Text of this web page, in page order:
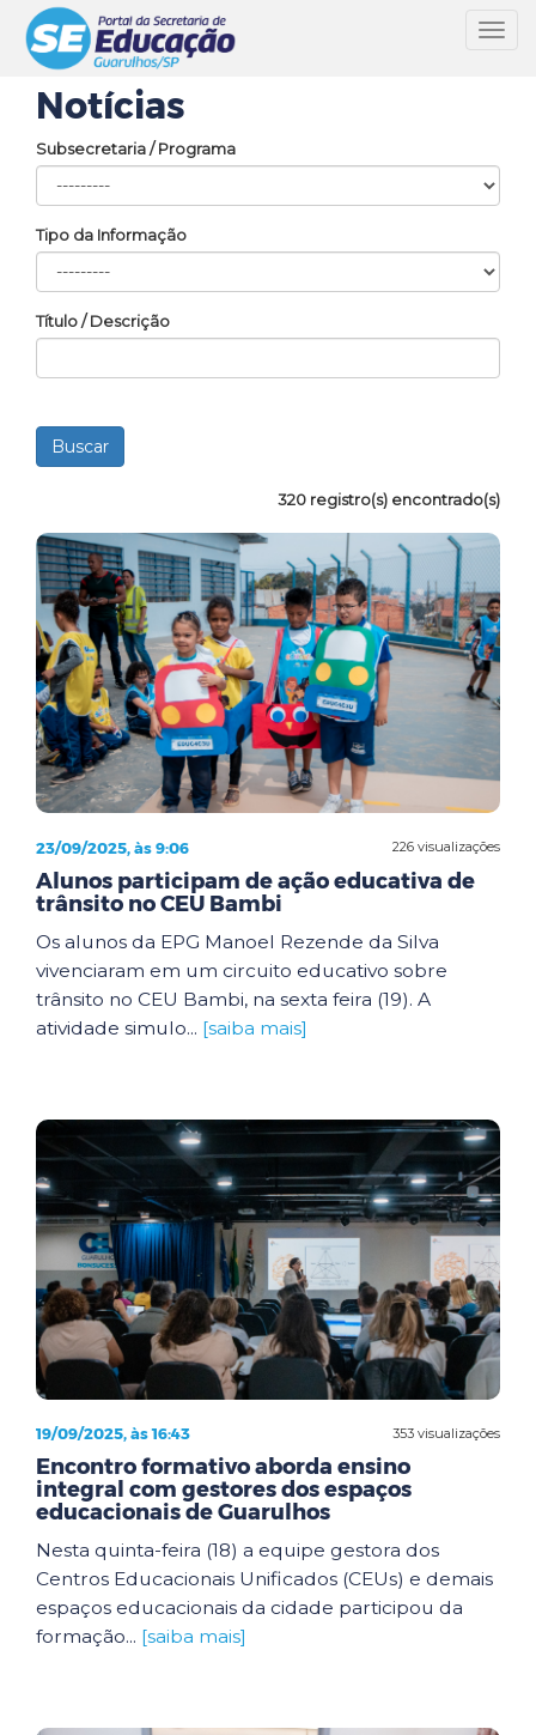
Notícias
Subsecretaria / Programa
Tipo da Informação
Título / Descrição
320 registro(s) encontrado(s)
226 visualizações
23/09/2025, às 9:06
Alunos participam de ação educativa de
trânsito no CEU Bambi
Os alunos da EPG Manoel Rezende da Silva
vivenciaram em um circuito educativo sobre
trânsito no CEU Bambi, na sexta feira (19). A
atividade simulo... [saiba mais]
353 visualizações
19/09/2025, às 16:43
Encontro formativo aborda ensino
integral com gestores dos espaços
educacionais de Guarulhos
Nesta quinta-feira (18) a equipe gestora dos
Centros Educacionais Unificados (CEUs) e demais
espaços educacionais da cidade participou da
formação... [saiba mais]